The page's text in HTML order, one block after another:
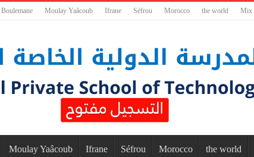
Boulemane Moulay Yaâcoub Ifrane Séfrou Morocco the world Mix
Moulay Yaâcoub Ifrane Séfrou Morocco the world